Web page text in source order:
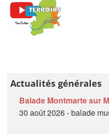
Actualités générales
Balade Montmarte sur
30 août 2026 - balade